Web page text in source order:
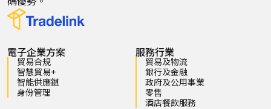
電子企業方案
貿易合規
智慧貿易+
智能供應鏈
身份管理
服務行業
貿易及物流
銀行及金融
政府及公用事業
零售
酒店餐飲服務